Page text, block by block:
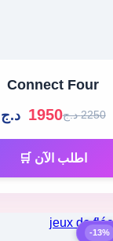
Connect Four
2250 د.ج 1950 د.ج
اطلب الآن 🛒
-13%